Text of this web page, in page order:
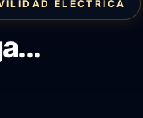
ELÉCTRICA